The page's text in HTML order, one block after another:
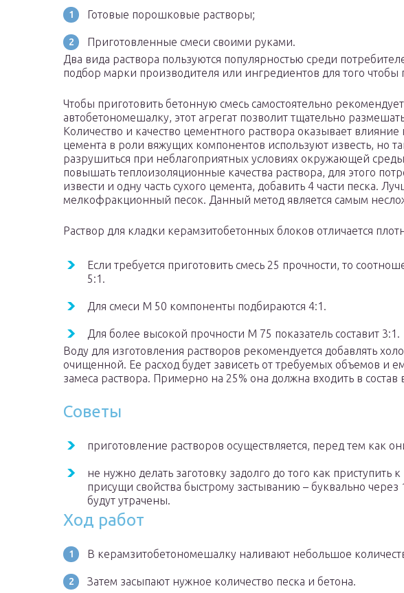
Готовые порошковые растворы;
Приготовленные смеси своими руками.
Два вида раствора пользуются популярностью среди
подбор марки производителя или ингредиентов для того чтобы
Чтобы приготовить бетонную смесь самостоятельно
автобетономешалку, этот агрегат позволит тщательно
Количество и качество цементного раствора оказывает
цемента в роли вяжущих компонентов используют известь, но
разрушиться при неблагоприятных условиях окружающей
повышать теплоизоляционные качества раствора, для этого
извести и одну часть сухого цемента, добавить 4 части песка.
мелкофракционный песок. Данный метод является самым
Раствор для кладки керамзитобетонных блоков отличается
Если требуется приготовить смесь 25 прочности, то
5:1.
Для смеси М 50 компоненты подбираются 4:1.
Для более высокой прочности М 75 показатель составит 3:1.
Воду для изготовления растворов рекомендуется добавлять
очищенной. Ее расход будет зависеть от требуемых объемов и
замеса раствора. Примерно на 25% она должна входить в состав
Советы
приготовление растворов осуществляется, перед тем как
не нужно делать заготовку задолго до того как приступить
присущи свойства быстрому застыванию – буквально через
будут утрачены.
Ход работ
В керамзитобетономешалку наливают небольшое
Затем засыпают нужное количество песка и бетона.